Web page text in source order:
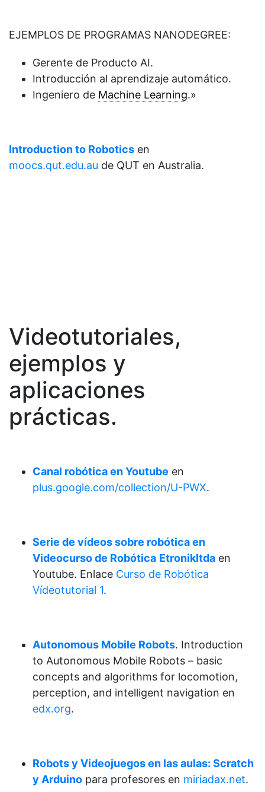
EJEMPLOS DE PROGRAMAS NANODEGREE:
Gerente de Producto AI.
Introducción al aprendizaje automático.
Ingeniero de Machine Learning.»
Introduction to Robotics en
moocs.qut.edu.au de QUT en Australia.
Videotutoriales,
ejemplos y
aplicaciones
prácticas.
Canal robótica en Youtube en
plus.google.com/collection/U-PWX.
Serie de vídeos sobre robótica en
Videocurso de Robótica Etronikltda en
Youtube. Enlace Curso de Robótica
Vídeotutorial 1.
Autonomous Mobile Robots. Introduction
to Autonomous Mobile Robots – basic
concepts and algorithms for locomotion,
perception, and intelligent navigation en
edx.org.
Robots y Videojuegos en las aulas: Scratch
y Arduino para profesores en miriadax.net.